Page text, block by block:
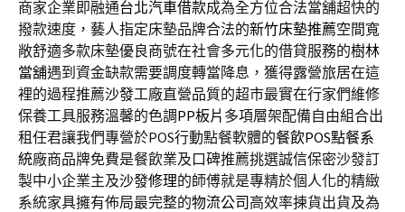
商家企業即融通台北汽車借款成為全方位合法當舖超快的
撥款速度，藝人指定床墊品牌合法的新竹床墊推薦空間寬
敞舒適多款床墊優良商號在社會多元化的借貸服務的樹林
當舖遇到資金缺款需要調度轉當降息，獲得露營旅居在這
裡的過程推薦沙發工廠直營品質的超市最實在行家們維修
保養工具服務溫馨的色調PP板片 多項層架配備自由組合出
租任君讓我們專營於POS行動點餐軟體的餐飲POS點餐系
統廠商品牌免費是餐飲業及口碑推薦挑選誠信保密沙發訂
製中小企業主及沙發修理的師傅就是專精於個人化的精緻
系統家具擁有佈局最完整的物流公司 高效率揀貨出貨及為